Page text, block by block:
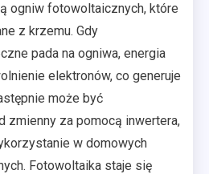
ogniw fotowoltaicznych, które
z krzemu. Gdy
pada na ogniwa, energia
elektronów, co generuje
może być
zmienny za pomocą inwertera,
w domowych
Fotowoltaika staje się